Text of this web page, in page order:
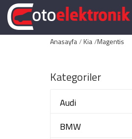
Anasayfa Kia Magentis
Kategoriler
Audi
BMW